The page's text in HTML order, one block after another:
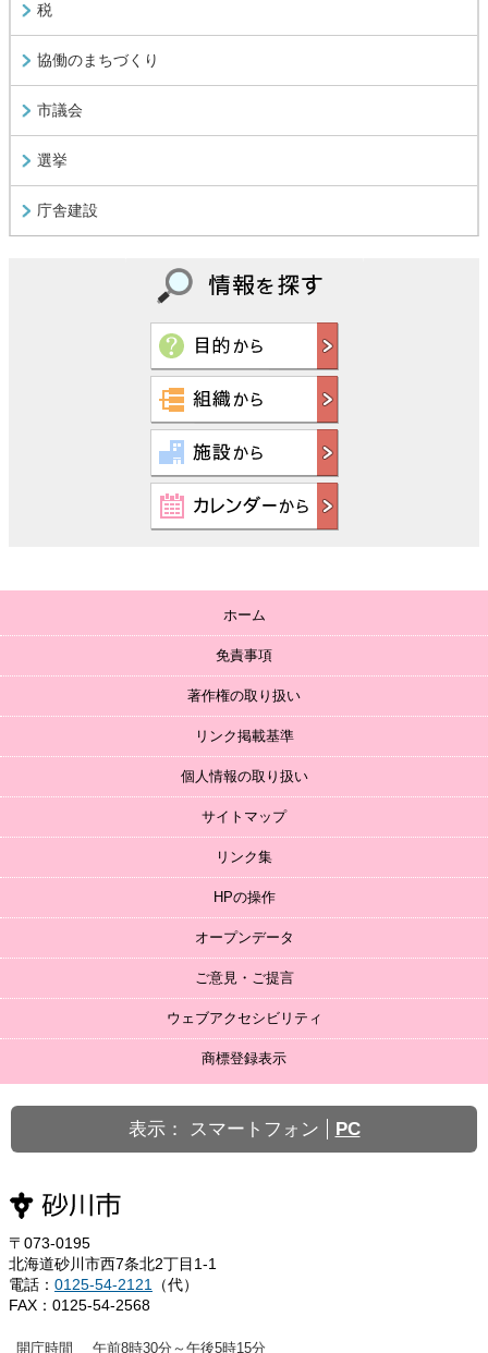
税
協働のまちづくり
市議会
選挙
庁舎建設
ホーム
免責事項
著作権の取り扱い
リンク掲載基準
個人情報の取り扱い
サイトマップ
リンク集
HPの操作
オープンデータ
ご意見・ご提言
ウェブアクセシビリティ
商標登録表示
表示： スマートフォン PC
〒073-0195
北海道砂川市西7条北2丁目1-1
電話： 0125-54-2121
（代）
FAX：0125-54-2568
開庁時間 午前8時30分～午後5時15分